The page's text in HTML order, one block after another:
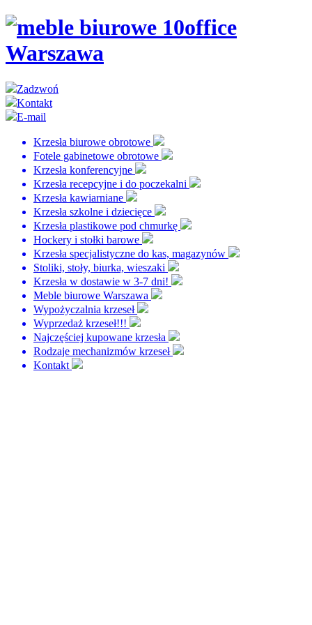
Zadzwoń
Kontakt
E-mail
Krzesła biurowe obrotowe
Fotele gabinetowe obrotowe
Krzesła konferencyjne
Krzesła recepcyjne i do poczekalni
Krzesła kawiarniane
Krzesła szkolne i dziecięce
Krzesła plastikowe pod chmurkę
Hockery i stołki barowe
Krzesła specjalistyczne do kas, magazynów
Stoliki, stoły, biurka, wieszaki
Krzesła w dostawie w 3-7 dni!
Meble biurowe Warszawa
Wypożyczalnia krzeseł
Wyprzedaż krzeseł!!!
Najczęściej kupowane krzesła
Rodzaje mechanizmów krzeseł
Kontakt